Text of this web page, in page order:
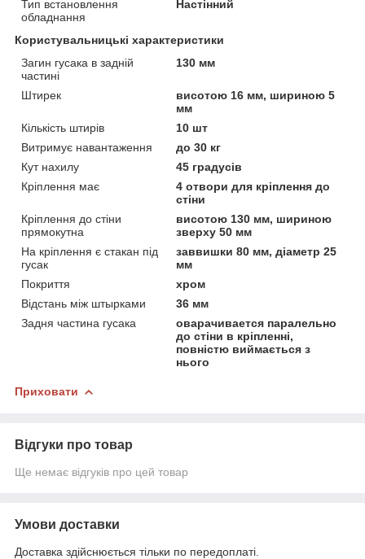
Тип встановлення
обладнання
Настінний
Користувальницькі характеристики
Загин гусака в задній
частині
130 мм
Штирек
висотою 16 мм, шириною 5
мм
Кількість штирів
10 шт
Витримує навантаження
до 30 кг
Кут нахилу
45 градусів
Кріплення має
4 отвори для кріплення до
стіни
Кріплення до стіни
прямокутна
висотою 130 мм, шириною
зверху 50 мм
На кріплення є стакан під
гусак
заввишки 80 мм, діаметр 25
мм
Покриття
хром
Відстань між штырками
36 мм
Задня частина гусака
оварачивается паралельно
до стіни в кріпленні,
повністю виймається з
нього
Приховати
Відгуки про товар
Ще немає відгуків про цей товар
Умови доставки
Доставка здійснюється тільки по передоплаті.